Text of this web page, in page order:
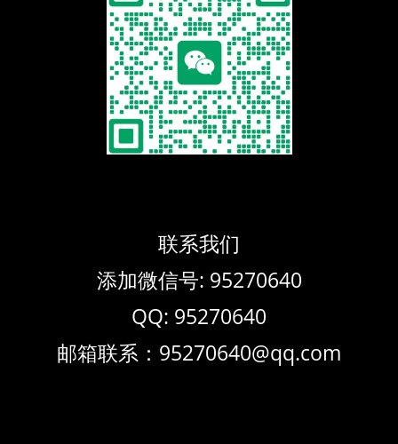
联系我们
添加微信号: 95270640
QQ: 95270640
邮箱联系：95270640@qq.com